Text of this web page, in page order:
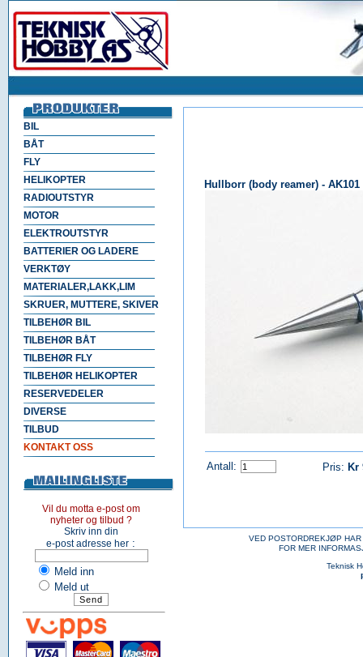
BIL
BÅT
FLY
HELIKOPTER
RADIOUTSTYR
MOTOR
ELEKTROUTSTYR
BATTERIER OG LADERE
VERKTØY
MATERIALER,LAKK,LIM
SKRUER, MUTTERE, SKIVER
TILBEHØR BIL
TILBEHØR BÅT
TILBEHØR FLY
TILBEHØR HELIKOPTER
RESERVEDELER
DIVERSE
TILBUD
KONTAKT OSS
Vil du motta e-post om
nyheter og tilbud ?
Skriv inn din
e-post adresse her :
Meld inn
Meld ut
Hullborr (body reamer) - AK101
Antall: Pris: Kr
VED POSTORDREKJØP
FOR MER
Teknisk